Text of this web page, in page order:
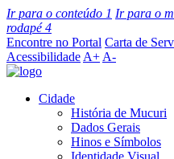
Ir para o conteúdo 1 Ir para o
rodapé4
Encontre no Portal Carta de
Acessibilidade A+ A-
Cidade
História de Mucuri
Dados Gerais
Hinos e Símbolos
Identidade Visual